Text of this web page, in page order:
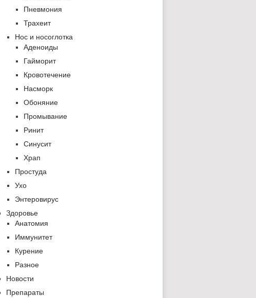
Пневмония
Трахеит
Нос и носоглотка
Аденоиды
Гайморит
Кровотечение
Насморк
Обоняние
Промывание
Ринит
Синусит
Храп
Простуда
Ухо
Энтеровирус
Здоровье
Анатомия
Иммунитет
Курение
Разное
Новости
Препараты